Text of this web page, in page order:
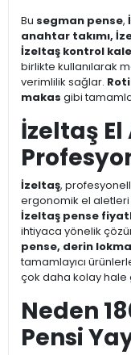
Bu segman pense,
anahtar takımı,
İzeltaş kontrol
birlikte kullanılarak
verimlilik sağlar.
makas gibi
İzeltaş
İzeltaş,
ergonomik el aletleri
İzeltaş pense
ihtiyaca yönelik
pense, derin
tamamlayıcı
çok daha kolay hale
Neden
Pensi